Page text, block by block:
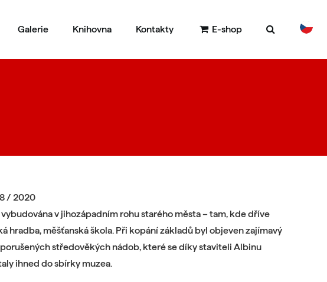
EN
Galerie Knihovna Kontakty E-shop
/ 2020
v jihozápadním rohu starého města – tam, kde dříve
hradba, měšťanská škola. Při kopání základů byl objeven zajímavý
středověkých nádob, které se díky staviteli Albinu
ihned do sbírky muzea.